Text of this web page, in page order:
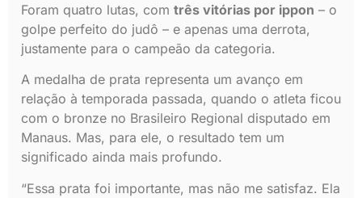
Foram quatro lutas, com três vitórias por ippon – o
golpe perfeito do judô – e apenas uma derrota,
justamente para o campeão da categoria.
A medalha de prata representa um avanço em
relação à temporada passada, quando o atleta ficou
com o bronze no Brasileiro Regional disputado em
Manaus. Mas, para ele, o resultado tem um
significado ainda mais profundo.
“Essa prata foi importante, mas não me satisfaz. Ela